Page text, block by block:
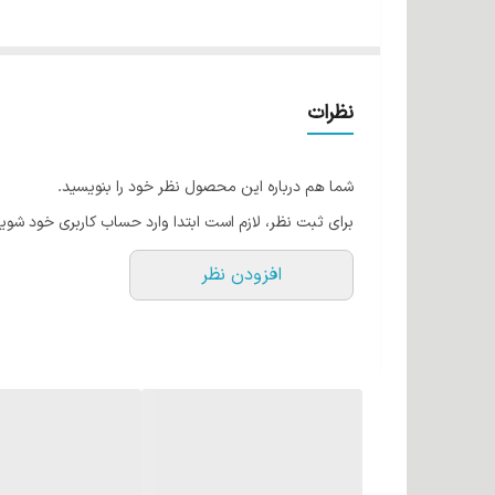
نظرات
شما هم درباره این محصول نظر خود را بنویسید.
برای ثبت نظر، لازم است ابتدا وارد حساب کاربری خود
افزودن نظر